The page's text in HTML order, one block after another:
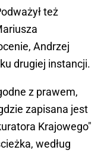
też
Andrzej
drugiej instancji.
z prawem,
zapisana jest
Krajowego"
według